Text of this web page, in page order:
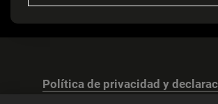
Política de privacidad y